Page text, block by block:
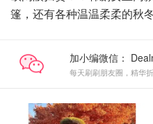
篷，还有各种温温柔柔的秋
加小编微信：
每天刷刷朋友圈，精华